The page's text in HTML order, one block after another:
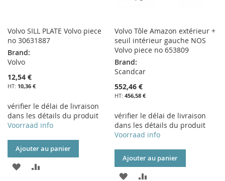
Volvo SILL PLATE Volvo piece
no 30631887
Brand:
Volvo
12,54 €
10,36 €
vérifier le délai de livraison
dans les détails du produit
Voorraad info
Ajouter au panier
AJOUTER
Volvo Tôle Amazon extérieur +
seuil intérieur gauche NOS
Volvo piece no 653809
Brand:
Scandcar
552,46 €
456,58 €
vérifier le délai de livraison
dans les détails du produit
Voorraad info
Ajouter au panier
AJOUTER